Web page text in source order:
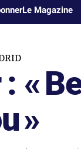
Le Magazine
«
»